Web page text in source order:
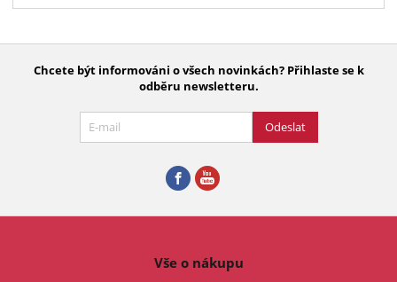
Chcete být informováni o všech novinkách? Přihlaste se k
odběru newsletteru.
Odeslat
Vše o nákupu